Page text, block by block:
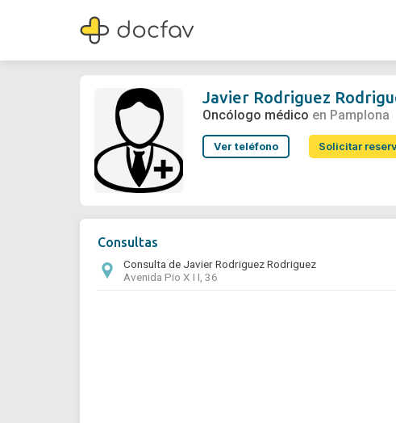
Javier Rodriguez Rodriguez
Oncólogo médico
Javier Rodriguez
Oncólogo médico en Pamplona
Ver teléfono Solicitar
Consultas
Consulta de Javier Rodriguez Rodriguez
Avenida Pio X I I, 36